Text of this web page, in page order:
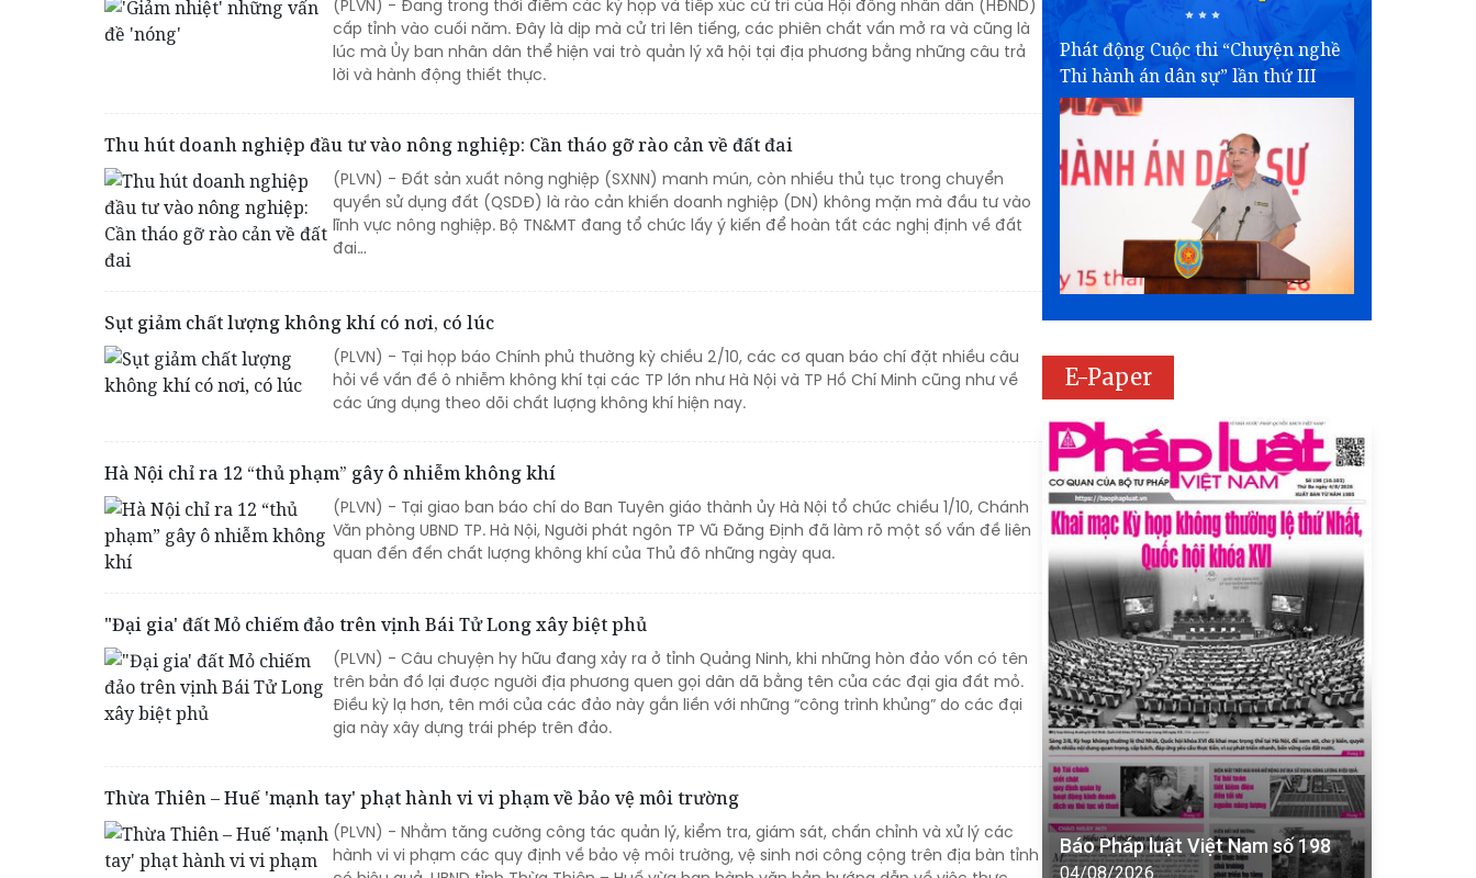
(PLVN) - Đang trong thời điểm các kỳ họp và tiếp xúc cử tri của Hội đồng nhân dân (HĐND)
cấp tỉnh vào cuối năm. Đây là dịp mà cử tri lên tiếng, các phiên chất vấn mở ra và cũng là
lúc mà Ủy ban nhân dân thể hiện vai trò quản lý xã hội tại địa phương bằng những câu trả
lời và hành động thiết thực.
Thu hút doanh nghiệp đầu tư vào nông nghiệp: Cần tháo gỡ rào cản về đất đai
(PLVN) - Đất sản xuất nông nghiệp (SXNN) manh mún, còn nhiều thủ tục trong chuyển
quyền sử dụng đất (QSDĐ) là rào cản khiến doanh nghiệp (DN) không mặn mà đầu tư vào
lĩnh vực nông nghiệp. Bộ TN&MT đang tổ chức lấy ý kiến để hoàn tất các nghị định về đất
đai…
Sụt giảm chất lượng không khí có nơi, có lúc
(PLVN) - Tại họp báo Chính phủ thường kỳ chiều 2/10, các cơ quan báo chí đặt nhiều câu
hỏi về vấn đề ô nhiễm không khí tại các TP lớn như Hà Nội và TP Hồ Chí Minh cũng như về
các ứng dụng theo dõi chất lượng không khí hiện nay.
Hà Nội chỉ ra 12 “thủ phạm” gây ô nhiễm không khí
(PLVN) - Tại giao ban báo chí do Ban Tuyên giáo thành ủy Hà Nội tổ chức chiều 1/10, Chánh
Văn phòng UBND TP. Hà Nội, Người phát ngôn TP Vũ Đăng Định đã làm rõ một số vấn đề liên
quan đến đến chất lượng không khí của Thủ đô những ngày qua.
"Đại gia' đất Mỏ chiếm đảo trên vịnh Bái Tử Long xây biệt phủ
(PLVN) - Câu chuyện hy hữu đang xảy ra ở tỉnh Quảng Ninh, khi những hòn đảo vốn có tên
trên bản đồ lại được người địa phương quen gọi dân dã bằng tên của các đại gia đất mỏ.
Điều kỳ lạ hơn, tên mới của các đảo này gắn liền với những “công trình khủng” do các đại
gia này xây dựng trái phép trên đảo.
Thừa Thiên – Huế 'mạnh tay' phạt hành vi vi phạm về bảo vệ môi trường
(PLVN) - Nhằm tăng cường công tác quản lý, kiểm tra, giám sát, chấn chỉnh và xử lý các
hành vi vi phạm các quy định về bảo vệ môi trường, vệ sinh nơi công cộng trên địa bàn tỉnh
Phát động Cuộc thi “Chuyện nghề
Thi hành án dân sự” lần thứ III
E-Paper
Báo Pháp luật Việt Nam số 198
04/08/2026